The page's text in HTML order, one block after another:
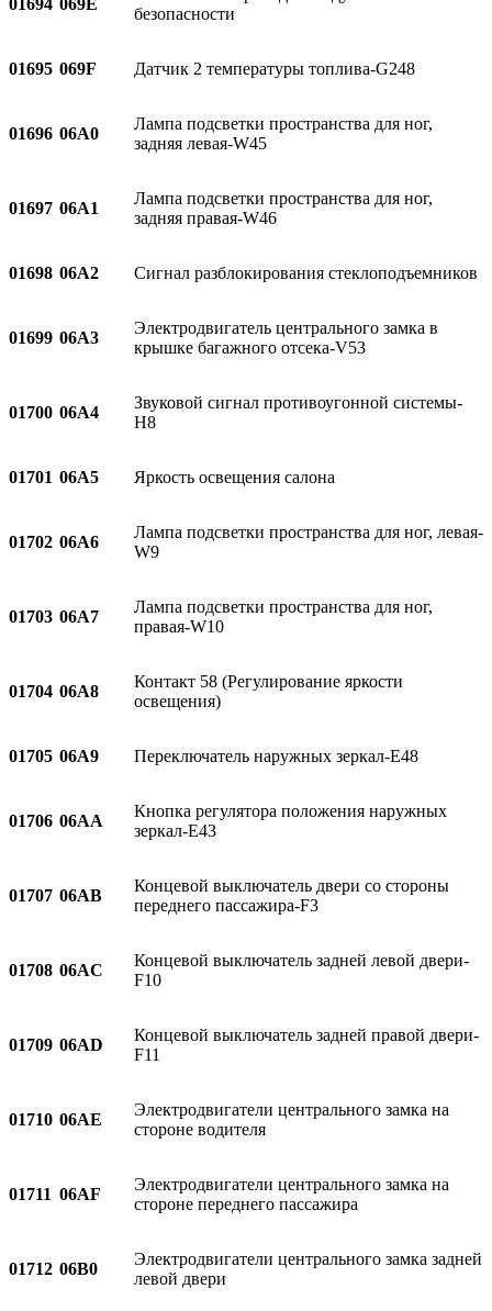
безопасности
01695 069F Датчик 2 температуры топлива-G248
01696 06A0
Лампа подсветки пространства для ног,
задняя левая-W45
01697 06A1
Лампа подсветки пространства для ног,
задняя правая-W46
01698 06A2 Сигнал разблокирования стеклоподъемников
01699 06A3
Электродвигатель центрального замка в
крышке багажного отсека-V53
01700 06A4
Звуковой сигнал противоугонной системы-
H8
01701 06A5 Яркость освещения салона
01702 06A6
Лампа подсветки пространства для ног, левая-
W9
01703 06A7
Лампа подсветки пространства для ног,
правая-W10
01704 06A8
Контакт 58 (Регулирование яркости
освещения)
01705 06A9 Переключатель наружных зеркал-E48
01706 06AA
Кнопка регулятора положения наружных
зеркал-E43
01707 06AB
Концевой выключатель двери со стороны
переднего пассажира-F3
01708 06AC
Концевой выключатель задней левой двери-
F10
01709 06AD
Концевой выключатель задней правой двери-
F11
01710 06AE
Электродвигатели центрального замка на
стороне водителя
01711 06AF
Электродвигатели центрального замка на
стороне переднего пассажира
01712 06B0
Электродвигатели центрального замка задней
левой двери